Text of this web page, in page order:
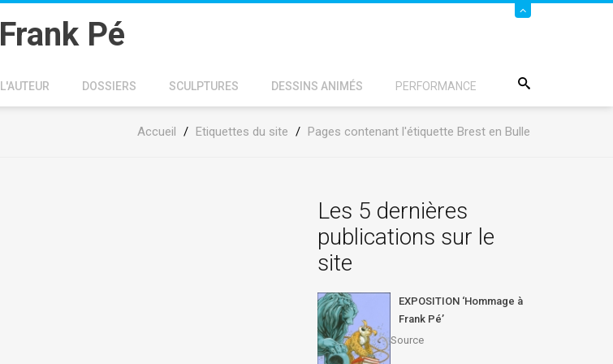
Frank Pé
L'AUTEUR DOSSIERS SCULPTURES DESSINS ANIMÉS PERFORMANCE
Accueil / Etiquettes du site / Pages contenant l'étiquette Brest en Bulle
Les 5 dernières
publications sur le
site
EXPOSITION ‘Hommage à
Frank Pé’
Source